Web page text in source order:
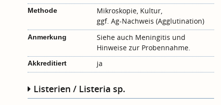
Methode
Mikroskopie, Kultur,
ggf. Ag-Nachweis (Agglutination)
Anmerkung Siehe auch Meningitis und
Hinweise zur Probennahme.
Akkreditiert ja
Listerien / Listeria sp.